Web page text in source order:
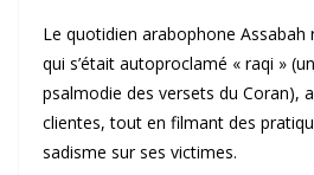
Le quotidien arabophone
qui s’était autoproclamé « raqi »
psalmodie des versets du Coran),
clientes, tout en filmant des
sadisme sur ses victimes.